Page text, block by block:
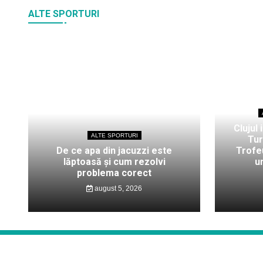
ALTE SPORTURI
ALTE SPORTURI
De ce apa din jacuzzi este
lăptoasă și cum rezolvi
problema corect
august 5, 2026
Clujul